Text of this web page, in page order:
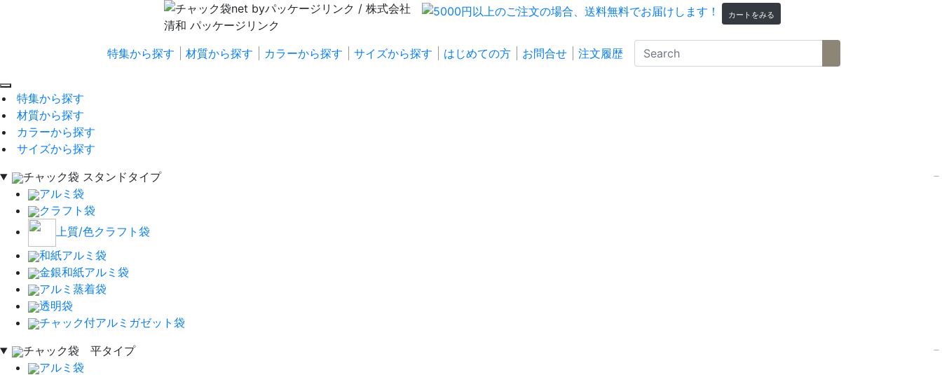
カートをみる
特集から探す 材質から探す カラーから探す サイズから探す はじめての方 お問合せ 注文履歴
特集から探す
材質から探す
カラーから探す
サイズから探す
チャック袋 スタンドタイプ
アルミ袋
クラフト袋
上質/色クラフト袋
和紙アルミ袋
金銀和紙アルミ袋
アルミ蒸着袋
透明袋
チャック付アルミガゼット袋
チャック袋 平タイプ
アルミ袋